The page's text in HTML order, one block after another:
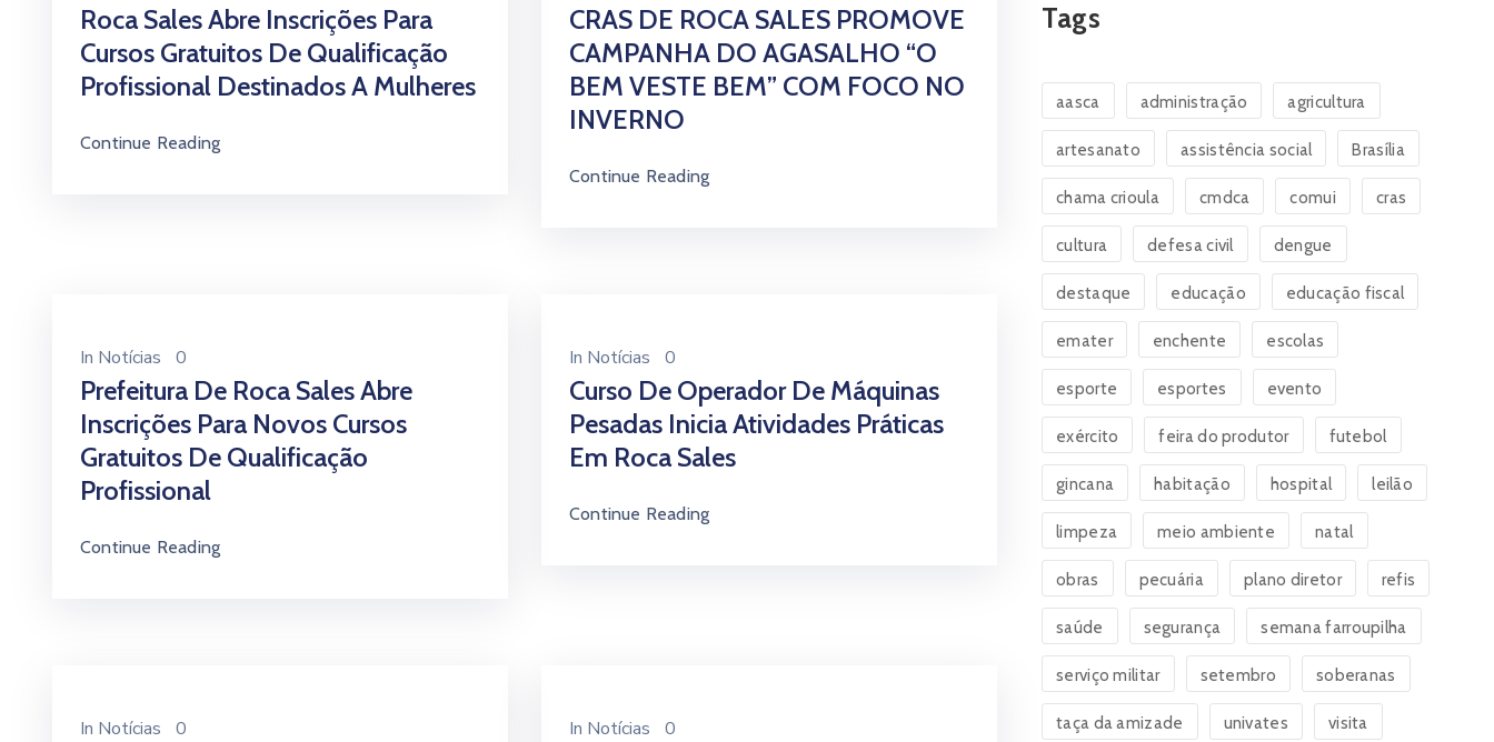
Roca Sales Abre Inscrições Para
Cursos Gratuitos De Qualificação
Profissional Destinados A Mulheres
Continue Reading
CRAS DE ROCA SALES PROMOVE
CAMPANHA DO AGASALHO “O
BEM VESTE BEM” COM FOCO NO
INVERNO
Continue Reading
In Notícias 0
Prefeitura De Roca Sales Abre
Inscrições Para Novos Cursos
Gratuitos De Qualificação
Profissional
Continue Reading
In Notícias 0
Curso De Operador De Máquinas
Pesadas Inicia Atividades Práticas
Em Roca Sales
Continue Reading
In Notícias 0 In Notícias 0
Tags
aasca administração agricultura
artesanato assistência social Brasília
chama crioula cmdca comui cras
cultura defesa civil dengue
destaque educação educação fiscal
emater enchente escolas
esporte esportes evento
exército feira do produtor futebol
gincana habitação hospital leilão
limpeza meio ambiente natal
obras pecuária plano diretor refis
saúde segurança semana farroupilha
serviço militar setembro soberanas
taça da amizade univates visita